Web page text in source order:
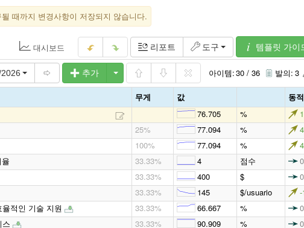
때까지 변경사항이 저장되지 않습니다.
대시보드 리포트 도구 템플릿 가이
추가 아이템:30 / 36 발의: 3
무게 값 동적
76.705 %
25% 77.094 %
100% 77.094 %
33.33% 4 점수
33.33% 400 $
33.33% 145 $/usuario
적인 기술 지원
33.33% 66.667 %
스
33.33% 90.909 %